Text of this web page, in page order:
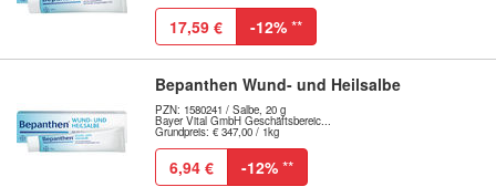
17,59 € -12% **
Bepanthen Wund- und Heilsalbe
PZN: 1580241 / Salbe, 20 g
Bayer Vital GmbH Geschäftsbereic...
Grundpreis: € 347,00 / 1kg
6,94 € -12% **